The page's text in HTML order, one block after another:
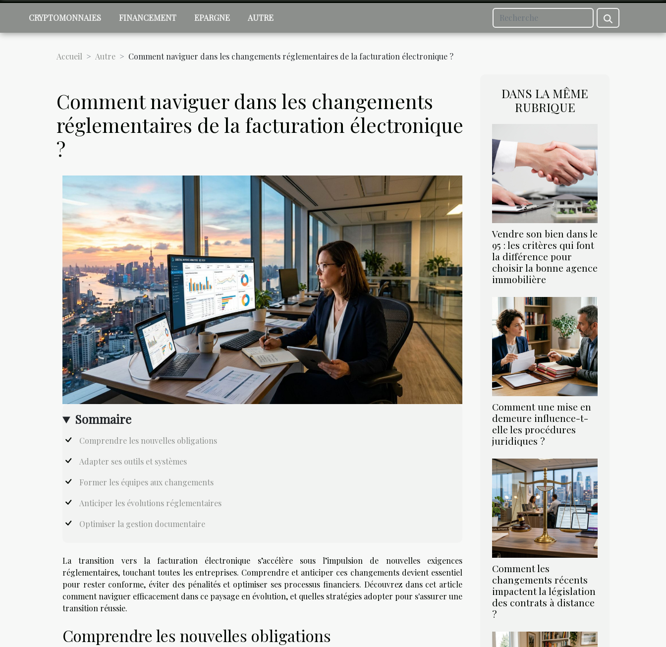
CRYPTOMONNAIES FINANCEMENT EPARGNE AUTRE
Accueil Autre Comment naviguer dans les changements réglementaires de la facturation électronique ?
Comment naviguer dans les changements
réglementaires de la facturation électronique
?
Sommaire
Comprendre les nouvelles obligations
Adapter ses outils et systèmes
Former les équipes aux changements
Anticiper les évolutions réglementaires
Optimiser la gestion documentaire
La transition vers la facturation électronique s’accélère sous l’impulsion de nouvelles exigences
réglementaires, touchant toutes les entreprises. Comprendre et anticiper ces changements devient essentiel
pour rester conforme, éviter des pénalités et optimiser ses processus financiers. Découvrez dans cet article
comment naviguer efficacement dans ce paysage en évolution, et quelles stratégies adopter pour s'assurer une
transition réussie.
Comprendre les nouvelles obligations
DANS LA MÊME
RUBRIQUE
Vendre son bien dans le
95 : les critères qui font
la différence pour
choisir la bonne agence
immobilière
Comment une mise en
demeure influence-t-
elle les procédures
juridiques ?
Comment les
changements récents
impactent la législation
des contrats à distance
?